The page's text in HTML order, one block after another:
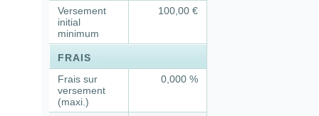
Versement
initial
minimum
100,00 €
FRAIS
Frais sur
versement
(maxi.)
0,000 %